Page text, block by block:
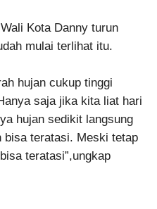
Kota Danny turun
mulai terlihat itu.
hujan cukup tinggi
saja jika kita liat hari
hujan sedikit langsung
bisa teratasi. Meski tetap
teratasi”,ungkap